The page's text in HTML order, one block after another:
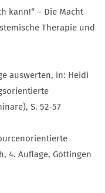
kann!“ – Die Macht
Therapie und
auswerten, in: Heidi
S. 52-57
4. Auflage, Göttingen